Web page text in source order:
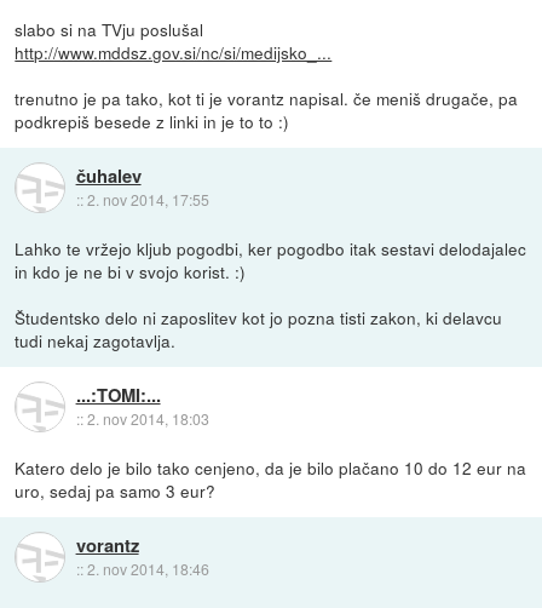
slabo si na TVju poslušal
http://www.mddsz.gov.si/nc/si/medijsko_...
trenutno je pa tako, kot ti je vorantz napisal. če meniš drugače, pa
podkrepiš besede z linki in je to to :)
čuhalev
::2. nov 2014, 17:55
Lahko te vržejo kljub pogodbi, ker pogodbo itak sestavi delodajalec
in kdo je ne bi v svojo korist. :)
Študentsko delo ni zaposlitev kot jo pozna tisti zakon, ki delavcu
tudi nekaj zagotavlja.
...:TOMI:...
::2. nov 2014, 18:03
Katero delo je bilo tako cenjeno, da je bilo plačano 10 do 12 eur na
uro, sedaj pa samo 3 eur?
vorantz
::2. nov 2014, 18:46